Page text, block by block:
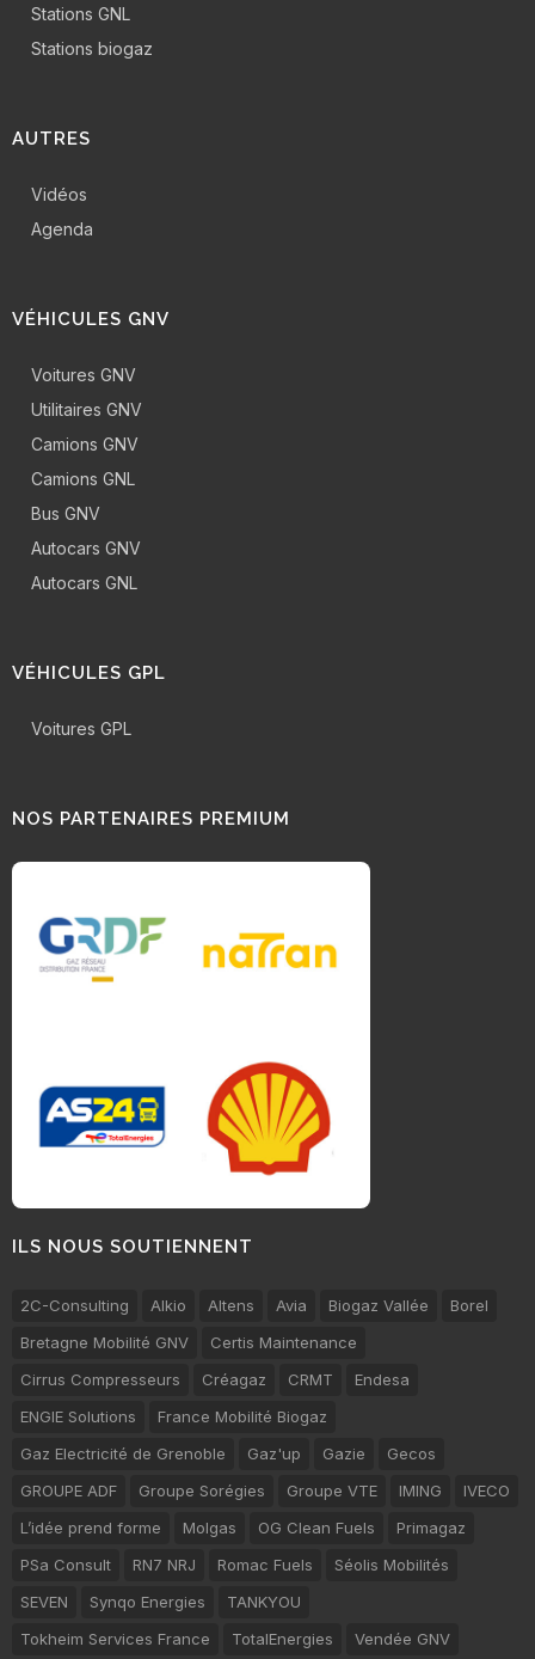
Stations GNL
Stations biogaz
AUTRES
Vidéos
Agenda
VÉHICULES GNV
Voitures GNV
Utilitaires GNV
Camions GNV
Camions GNL
Bus GNV
Autocars GNV
Autocars GNL
VÉHICULES GPL
Voitures GPL
NOS PARTENAIRES PREMIUM
ILS NOUS SOUTIENNENT
2C-Consulting Alkio Altens Avia Biogaz Vallée
Borel
Bretagne Mobilité GNV
Certis Maintenance
Cirrus Compresseurs
Créagaz CRMT
Endesa
ENGIE Solutions
France Mobilité Biogaz
Gaz Electricité de Grenoble
Gaz'up Gazie
Gecos
GROUPE ADF
Groupe Sorégies Groupe VTE IMING
IVECO
L’idée prend forme
Molgas OG Clean Fuels
Primagaz
PSa Consult
RN7 NRJ Romac Fuels
Séolis Mobilités
SEVEN
Synqo Energies
TANKYOU
Tokheim Services France
TotalEnergies Vendée GNV